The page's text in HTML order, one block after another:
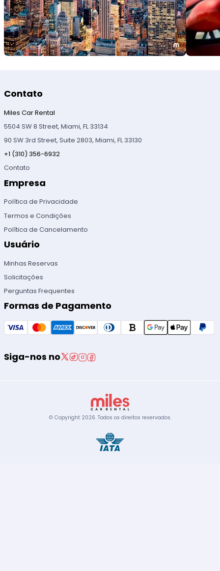
Contato
Miles Car Rental
5504 SW 8 Street, Miami, FL 33134
90 SW 3rd Street, Suite 2803, Miami, FL 33130
+1 (310) 356-6932
Contato
Empresa
Política de Privacidade
Termos e Condições
Política de Cancelamento
Usuário
Minhas Reservas
Solicitações
Perguntas Frequentes
Formas de Pagamento
Siga-nos no
© Copyright 2026. Todos os direitos reservados.